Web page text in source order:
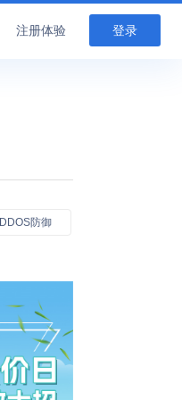
注册体验 登录
DDOS防御